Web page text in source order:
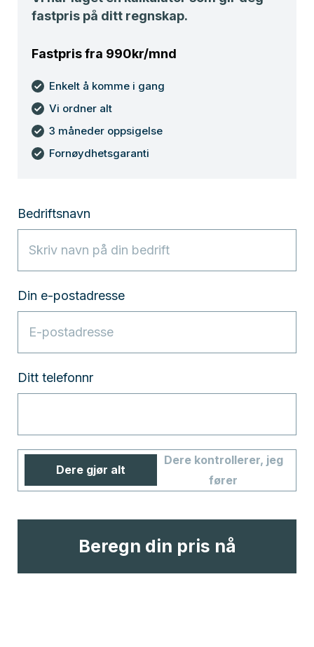
fastpris på ditt regnskap.
Fastpris fra 990kr/mnd
Enkelt å komme i gang
Vi ordner alt
3 måneder oppsigelse
Fornøydhetsgaranti
Bedriftsnavn
Din e-postadresse
Ditt telefonnr
Dere gjør alt
Dere kontrollerer, jeg
fører
Beregn din pris nå